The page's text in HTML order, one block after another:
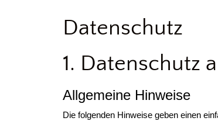
Datenschutz
1. Datenschutz
Allgemeine Hinweise
Die folgenden Hinweise geben einen